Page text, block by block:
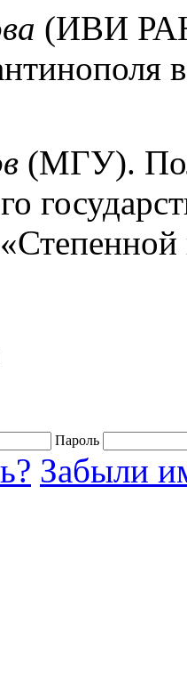
(ИВИ
(МГУ).
Пароль
Забыли